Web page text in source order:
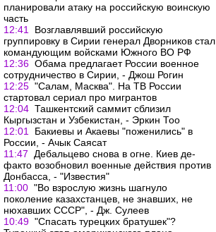
планировали атаку на российскую воинскую
часть
12:41
Возглавлявший российскую
группировку в Сирии генерал Дворников стал
командующим войсками Южного ВО РФ
12:36 Обама предлагает России военное
сотрудничество в Сирии, - Джош Рогин
12:25 "Салам, Масква". На ТВ России
стартовал сериал про мигрантов
12:04 Ташкентский саммит сблизил
Кыргызстан и Узбекистан, - Эркин Тоо
12:01
Бакиевы и Акаевы "поженились" в
России, - Ачык Саясат
11:47
Дебальцево снова в огне. Киев де-
факто возобновил военные действия против
Донбасса, - "Известия"
11:00 "Во взрослую жизнь шагнуло
поколение казахстанцев, не знавших, не
нюхавших СССР", - Дж. Сулеев
10:49 "Спасать турецких братушек"?